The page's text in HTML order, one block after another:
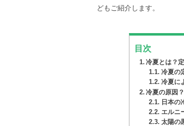
どもご紹介します。
目次
冷夏とは？
冷夏の
冷夏に
冷夏の原因
日本の
エルニ
太陽の